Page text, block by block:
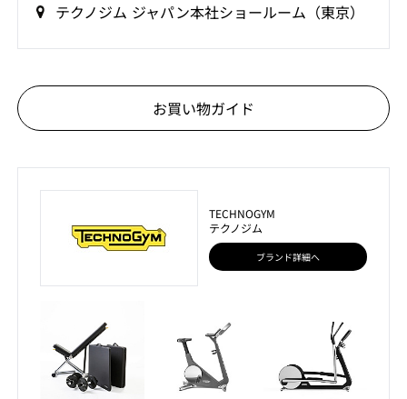
テクノジム ジャパン本社ショールーム（東京）
お買い物ガイド
TECHNOGYM
テクノジム
ブランド詳細へ